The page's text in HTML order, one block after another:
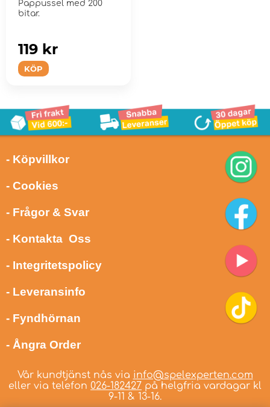
Pappussel med 200
bitar.
KÖP
119 kr
- Köpvillkor
- Cookies
- Frågor & Svar
- Kontakta Oss
- Integritetspolicy
- Leveransinfo
- Fyndhörnan
- Ångra Order
Vår kundtjänst nås via info@spelexperten.com
eller via telefon 026-182427 på helgfria vardagar kl
9-11 & 13-16.